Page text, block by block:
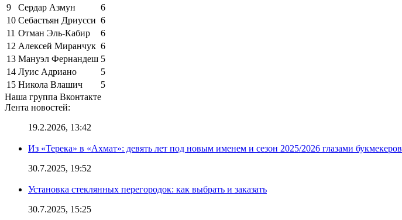
9
Сердар Азмун
6
10 Себастьян Дриусси 6
11 Отман Эль-Кабир
6
12 Алексей Миранчук 6
13 Мануэл Фернандеш 5
14 Луис Адриано
5
15 Никола Влашич
5
Наша группа Вконтакте
Лента новостей:
19.2.2026, 13:42
Из «Терека» в «Ахмат»: девять лет под новым именем и сезон 2025/2026 глазами букмекеров
30.7.2025, 19:52
Установка стеклянных перегородок: как выбрать и заказать
30.7.2025, 15:25